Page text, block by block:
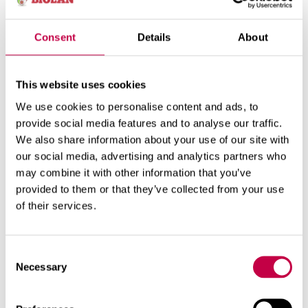
Consent Details About
This website uses cookies
We use cookies to personalise content and ads, to
provide social media features and to analyse our traffic.
We also share information about your use of our site with
our social media, advertising and analytics partners who
may combine it with other information that you’ve
provided to them or that they’ve collected from your use
of their services.
Selection
Necessary
Käymälä ei tarvitse myöskään sähköä,
syyspimeällä.
Porrasaskelmien määrä ja korkeus?
esteettinen päällystysmateriaali?
hukka- ja kierrätysmateriaaleja. Meille
uutena ostettiin lopulta
Kompostikäymälä, maalit ja ovi.
Ulkoseinien väri (piti miettiä tontin muihin
rakennuksiin yhteensopivaksi)
Ulkoseinät 589X (vihreä), Tikkurilan Vinha
Karmit 605X (sininen), Tikkurilan Vinha
Lattian väri
Lisäksi piti tehdä selvitystyötä sisäseinille
sopivasta väristä; perimätiedon mukaan
eräät sinisen sävyt karkottavat kärpäsiä.